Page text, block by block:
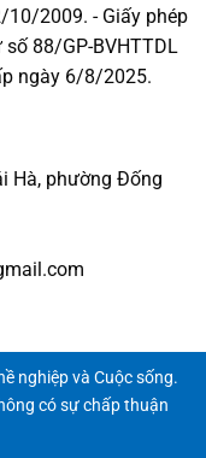
10/2009. - Giấy phép
88/GP-BVHTTDL
ngày 6/8/2025.
Hà, phường Đống
nghiệp và Cuộc sống.
có sự chấp thuận